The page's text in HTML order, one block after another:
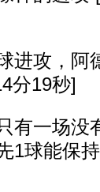
攻，阿
分19秒]
一场没
1球能保